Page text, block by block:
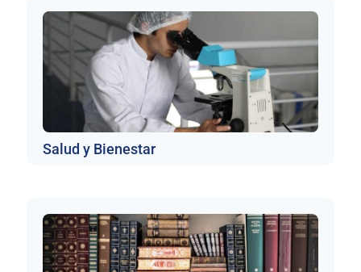
Salud y Bienestar